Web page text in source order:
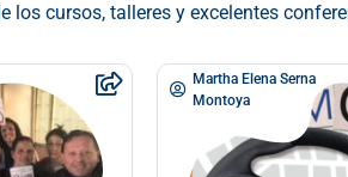
los cursos, talleres y excelentes
Martha Elena Serna
Montoya